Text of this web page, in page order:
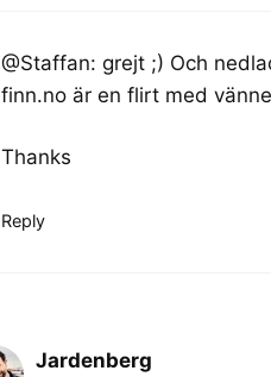
@Staffan: grejt ;) Och
finn.no är en flirt med
Thanks
Reply
Jardenberg